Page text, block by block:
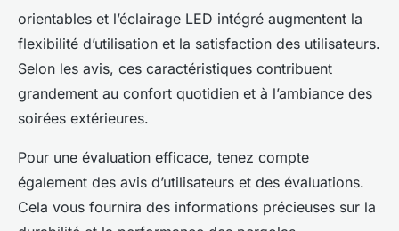
orientables et l’éclairage LED intégré augmentent la
flexibilité d’utilisation et la satisfaction des utilisateurs.
Selon les avis, ces caractéristiques contribuent
grandement au confort quotidien et à l’ambiance des
soirées extérieures.
Pour une évaluation efficace, tenez compte
également des avis d’utilisateurs et des évaluations.
Cela vous fournira des informations précieuses sur la